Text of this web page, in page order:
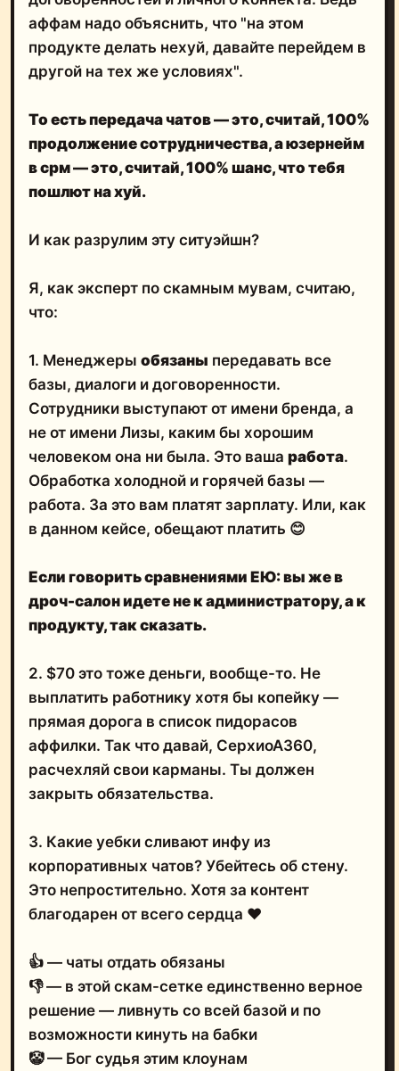
аффам надо объяснить, что "на этом
продукте делать нехуй, давайте перейдем в
другой на тех же условиях".
То есть передача чатов — это, считай, 100%
продолжение сотрудничества, а юзернейм
в срм — это, считай, 100% шанс, что тебя
пошлют на хуй.
И как разрулим эту ситуэйшн?
Я, как эксперт по скамным мувам, считаю,
что:
1. Менеджеры обязаны передавать все
базы, диалоги и договоренности.
Сотрудники выступают от имени бренда, а
не от имени Лизы, каким бы хорошим
человеком она ни была. Это ваша работа.
Обработка холодной и горячей базы —
работа. За это вам платят зарплату. Или, как
в данном кейсе, обещают платить 😊
Если говорить сравнениями ЕЮ: вы же в
дроч-салон идете не к администратору, а к
продукту, так сказать.
2. $70 это тоже деньги, вообще-то. Не
выплатить работнику хотя бы копейку —
прямая дорога в список пидорасов
аффилки. Так что давай, СерхиоА360,
расчехляй свои карманы. Ты должен
закрыть обязательства.
3. Какие уебки сливают инфу из
корпоративных чатов? Убейтесь об стену.
Это непростительно. Хотя за контент
благодарен от всего сердца ❤️
👍 — чаты отдать обязаны
👎 — в этой скам-сетке единственно верное
решение — ливнуть со всей базой и по
возможности кинуть на бабки
🤡 — Бог судья этим клоунам